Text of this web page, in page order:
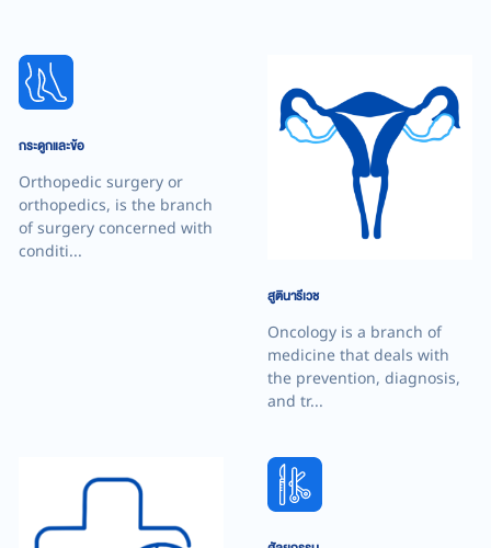
กระดูกและข้อ
Orthopedic surgery or
orthopedics, is the branch
of surgery concerned with
conditi...
สูตินารีเวช
Oncology is a branch of
medicine that deals with
the prevention, diagnosis,
and tr...